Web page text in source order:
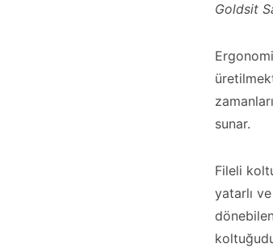
Goldsit
sunar.
Fileli
yatarlı